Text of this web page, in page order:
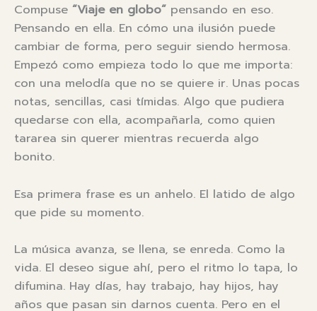
Compuse “Viaje en globo” pensando en eso.
Pensando en ella. En cómo una ilusión puede
cambiar de forma, pero seguir siendo hermosa.
Empezó como empieza todo lo que me importa:
con una melodía que no se quiere ir. Unas pocas
notas, sencillas, casi tímidas. Algo que pudiera
quedarse con ella, acompañarla, como quien
tararea sin querer mientras recuerda algo
bonito.
Esa primera frase es un anhelo. El latido de algo
que pide su momento.
La música avanza, se llena, se enreda. Como la
vida. El deseo sigue ahí, pero el ritmo lo tapa, lo
difumina. Hay días, hay trabajo, hay hijos, hay
años que pasan sin darnos cuenta. Pero en el